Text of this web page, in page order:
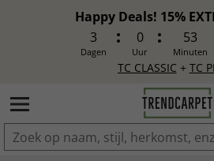
Happy Deals! 15%
3
Dagen
0
Uur
53
Minuten
TC CLASSIC + TC